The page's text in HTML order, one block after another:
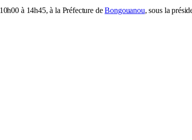
à 14h45, à la Préfecture deBongouanou, sous la